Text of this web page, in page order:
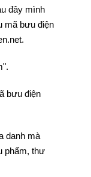
đây mình
mã bưu điện
bưu điện
danh mà
phẩm, thư